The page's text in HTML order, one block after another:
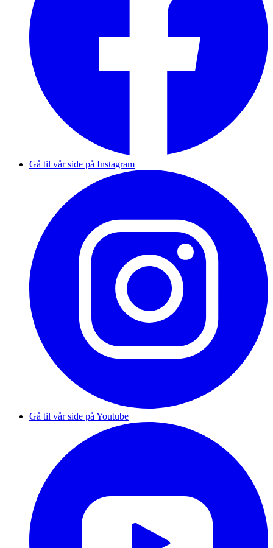
Gå til vår side på Instagram
Gå til vår side på Youtube